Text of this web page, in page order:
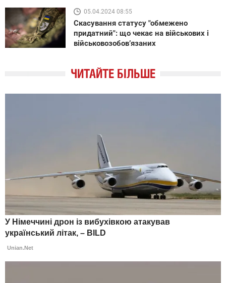
05.04.2024 08:55
Скасування статусу "обмежено
придатний": що чекає на військових і
військовозобовʼязаних
ЧИТАЙТЕ БІЛЬШЕ